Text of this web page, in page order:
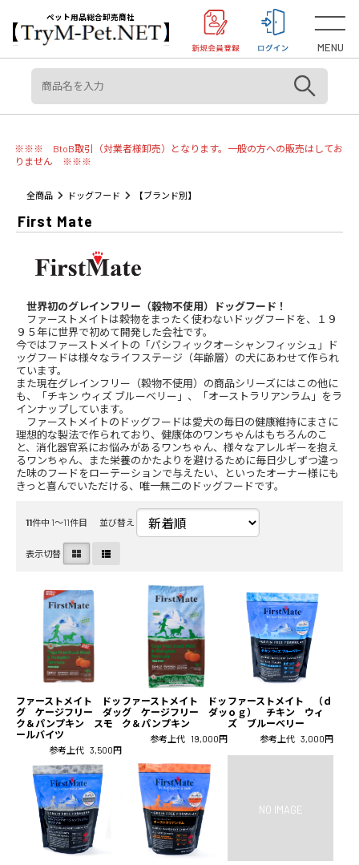
＜重要＞【オリジン】【アカナ】販売元変更のご案内
ペット用品総合卸売商社
MENU
※※※ BtoB取引（対業者様卸売）となります。一般の方への販売はしてお
りません ※※※
全商品 ドッグフード 【ブランド別】
First Mate
世界初のグレインフリー（穀物不使用）ドッグフード！
ファーストメイトは穀物をまったく使わないドッグフードを、１９
９５年に世界で初めて開発した会社です。
今ではファーストメイトの「パシフィックオーシャンフィッシュ」ド
ッグフードは様々なライフステージ（年齢層）の犬にあわせて作られ
ています。
また現在グレインフリー（穀物不使用）の商品シリーズにはこの他に
も、「チキン ウィズ ブルーベリー」、「オーストラリアンラム」をラ
インナップしています。
ファーストメイトのドッグフードは愛犬の毎日の健康維持にまさに
理想的な製法で作られており、健康体のワンちゃんはもちろんのこ
と、消化器官系にお悩みがあるワンちゃん、様々なアレルギーを抱え
るワンちゃん、また栄養のかたよりを避けるために毎日少しずつ違っ
た味のフードをローテーションで与えたい、といったオーナー様にも
きっと喜んでいただける、唯一無二のドッグフードです。
11件中 1〜11件目 並び替え
表示切替
ファーストメイト ドッ
グ ケージフリー ダッ
ク＆パンプキン スモ
ールバイツ
参考上代 3,500円
ファーストメイト ドッ
グ ケージフリー ダッ
ク＆パンプキン
参考上代 19,000円
ファーストメイト （ｄ
ｏｇ） チキン ウィ
ズ ブルーベリー
参考上代 3,000円